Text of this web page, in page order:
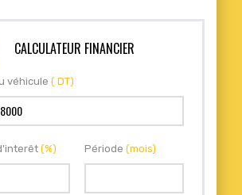
CALCULATEUR FINANCIER
véhicule ( DT)
(%) Période (mois)